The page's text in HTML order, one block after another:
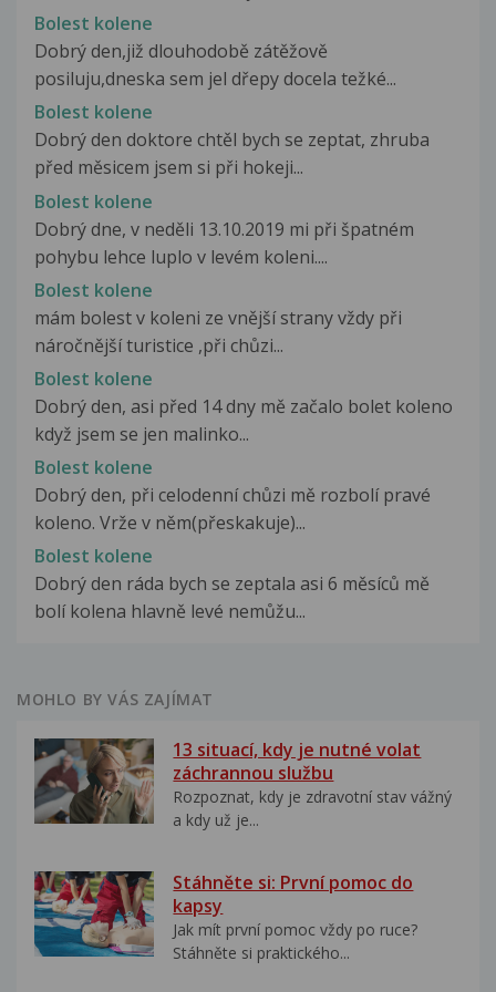
Bolest kolene
Dobrý den,již dlouhodobě zátěžově
posiluju,dneska sem jel dřepy docela težké...
Bolest kolene
Dobrý den doktore chtěl bych se zeptat, zhruba
před měsicem jsem si při hokeji...
Bolest kolene
Dobrý dne, v neděli 13.10.2019 mi při špatném
pohybu lehce luplo v levém koleni....
Bolest kolene
mám bolest v koleni ze vnější strany vždy při
náročnější turistice ,při chůzi...
Bolest kolene
Dobrý den, asi před 14 dny mě začalo bolet koleno
když jsem se jen malinko...
Bolest kolene
Dobrý den, při celodenní chůzi mě rozbolí pravé
koleno. Vrže v něm(přeskakuje)...
Bolest kolene
Dobrý den ráda bych se zeptala asi 6 měsíců mě
bolí kolena hlavně levé nemůžu...
MOHLO BY VÁS ZAJÍMAT
13 situací, kdy je nutné volat
záchrannou službu
Rozpoznat, kdy je zdravotní stav vážný
a kdy už je...
Stáhněte si: První pomoc do
kapsy
Jak mít první pomoc vždy po ruce?
Stáhněte si praktického...